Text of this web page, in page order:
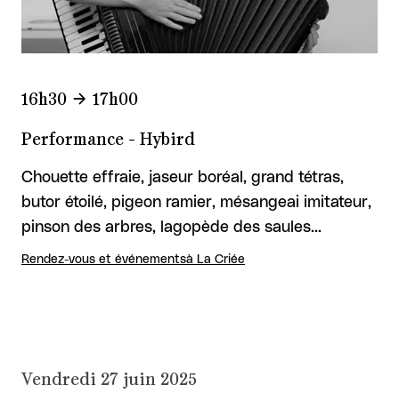
Performance - Hybird
16h30 17h00
Chouette effraie, jaseur boréal, grand tétras,
butor étoilé, pigeon ramier, mésangeai imitateur,
pinson des arbres, lagopède des saules...
Rendez-vous et événementsà La Criée
Vendredi 27 juin 2025